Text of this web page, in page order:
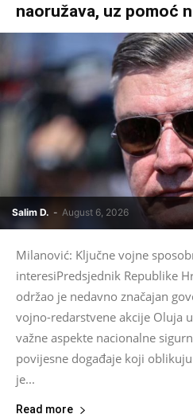
naoružava, uz pomoć
Salim D. - August 6, 2026
Milanović: Ključne vojne
interesiPredsjednik Republike
održao je nedavno značajan
vojno-redarstvene akcije Oluja
važne aspekte nacionalne
povijesne događaje koji
je...
Read more